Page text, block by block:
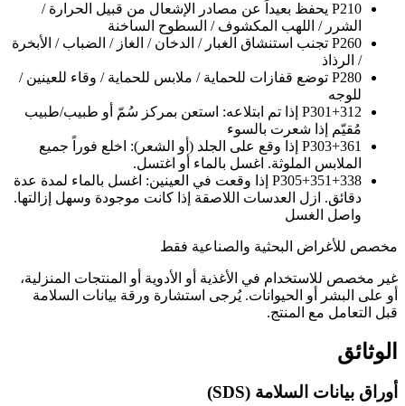
P210 يحفظ بعيداً عن مصادر الإشعال من قبيل الحرارة /
الشرر / اللهب المكشوف / السطوح الساخنة
P260 تجنب استنشاق الغبار / الدخان / الغاز / الضباب / الأبخرة
/ الرذاذ
P280 توضع قفازات للحماية / ملابس للحماية / وقاء للعينين /
للوجه
P301+312 إذا تم ابتلاعه: استعن بمركز سُمّ أو طبيب/طبيب
مُقيّم إذا شعرت بالسوء
P303+361 إذا وقع على الجلد (أو الشعر): اخلع فوراً جميع
الملابس الملوثة. اغسل بالماء أو اغتسل.
P305+351+338 إذا وقعت في العينين: اغسل بالماء لمدة عدة
دقائق. ازل العدسات اللاصقة إذا كانت موجودة وسهل إزالتها.
واصل الغسل
مخصص للأغراض البحثية والصناعية فقط
غير مخصص للاستخدام في الأغذية أو الأدوية أو المنتجات المنزلية،
أو على البشر أو الحيوانات. يُرجى استشارة ورقة بيانات السلامة
قبل التعامل مع المنتج.
الوثائق
أوراق بيانات السلامة (SDS)